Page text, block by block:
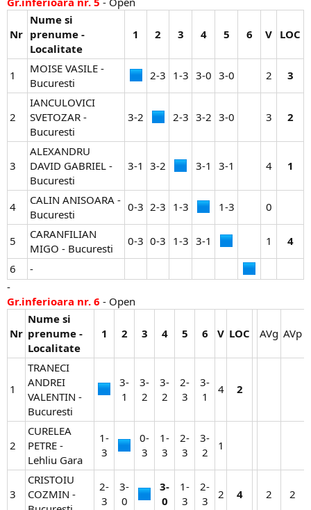
Nr
Nume si
prenume -
Localitate
1 2 3 4 5 6 V LOC
1
MOISE VASILE -
Bucuresti
2-3​ 1-3​ 3-0​ 3-0​ 2​ 3
2
IANCULOVICI
SVETOZAR -
Bucuresti
3-2​ 2-3​ 3-2​ 3-0​ 3​ 2
3
ALEXANDRU
DAVID GABRIEL -
Bucuresti
3-1​ 3-2​ 3-1​ 3-1​ 4​ 1
4
CALIN ANISOARA -
Bucuresti
0-3​ 2-3​ 1-3​ 1-3​ 0​
5
CARANFILIAN
MIGO - Bucuresti
0-3​ 0-3​ 1-3​ 3-1​ 1​
4
6
-
-
Gr.inferioara nr. 6 - Open
Nr
Nume si
prenume -
Localitate
1 2 3 4 5 6 V LOC AVg​ AVp​
1
TRANECI
ANDREI
VALENTIN -
Bucuresti
3-
1​
3-
2​
3-
2​
2-
3​
3-
1​
4​ 2
2
CURELEA
PETRE -
Lehliu Gara
1-
3​
0-
3​
1-
3​
2-
3​
3-
2​
1​
3
CRISTOIU
COZMIN -
2-
3​
3-
0​
3-
0
1-
3​
2-
3​
2​ 4 2​ 2​